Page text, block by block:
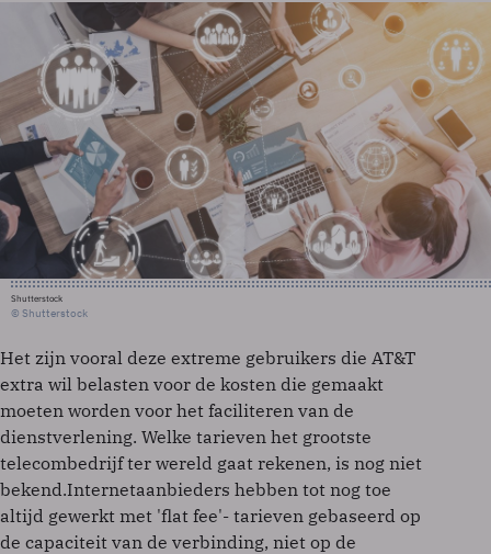
Shutterstock
© Shutterstock
Het zijn vooral deze extreme gebruikers die AT&T
extra wil belasten voor de kosten die gemaakt
moeten worden voor het faciliteren van de
dienstverlening. Welke tarieven het grootste
telecombedrijf ter wereld gaat rekenen, is nog niet
bekend.Internetaanbieders hebben tot nog toe
altijd gewerkt met 'flat fee'- tarieven gebaseerd op
de capaciteit van de verbinding, niet op de